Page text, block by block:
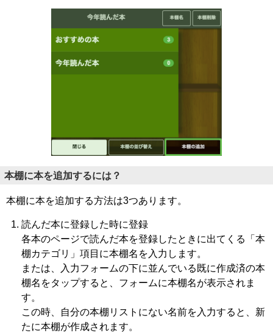
本棚に本を追加するには？
本棚に本を追加する方法は3つあります。
読んだ本に登録した時に登録
各本のページで読んだ本を登録したときに出てくる「本
棚カテゴリ」項目に本棚名を入力します。
または、入力フォームの下に並んでいる既に作成済の本
棚名をタップすると、フォームに本棚名が表示されま
す。
この時、自分の本棚リストにない名前を入力すると、新
たに本棚が作成されます。